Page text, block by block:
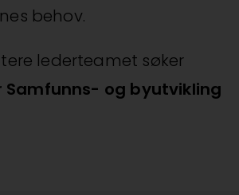
behov.
lederteamet søker
Samfunns- og byutvikling